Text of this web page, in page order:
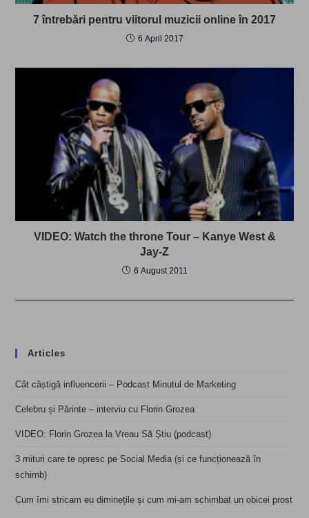
7 întrebări pentru viitorul muzicii online în 2017
6 April 2017
VIDEO: Watch the throne Tour – Kanye West &
Jay-Z
6 August 2011
Articles
Cât câștigă influencerii – Podcast Minutul de Marketing
Celebru și Părinte – interviu cu Florin Grozea
VIDEO: Florin Grozea la Vreau Să Știu (podcast)
3 mituri care te opresc pe Social Media (și ce funcționează în
schimb)
Cum îmi stricam eu diminețile și cum mi-am schimbat un obicei prost